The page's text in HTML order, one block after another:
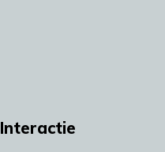
Interactie